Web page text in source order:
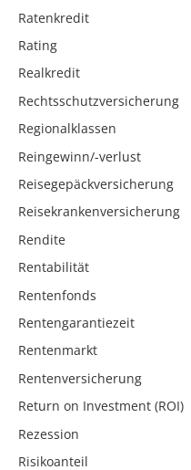
Ratenkredit
Rating
Realkredit
Rechtsschutzversicherung
Regionalklassen
Reingewinn/-verlust
Reisegepäckversicherung
Reisekrankenversicherung
Rendite
Rentabilität
Rentenfonds
Rentengarantiezeit
Rentenmarkt
Rentenversicherung
Return on Investment (ROI)
Rezession
Risikoanteil